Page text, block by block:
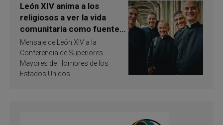
León XIV anima a los
religiosos a ver la vida
comunitaria como fuente
de inspiración y
santificación
Mensaje de León XIV a la
Conferencia de Superiores
Mayores de Hombres de los
Estados Unidos